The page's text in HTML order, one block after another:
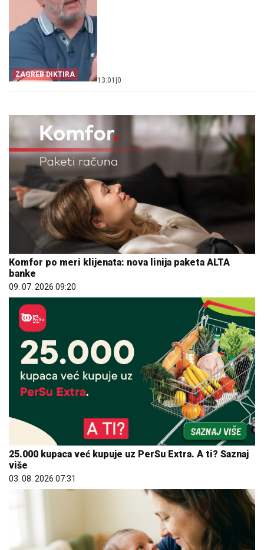
ZAGREB DIKTIRA
13:01 0
Komfor po meri klijenata: nova linija paketa ALTA
banke
09. 07. 2026 09:20
25.000 kupaca već kupuje uz PerSu Extra. A ti? Saznaj
više
03. 08. 2026 07:31